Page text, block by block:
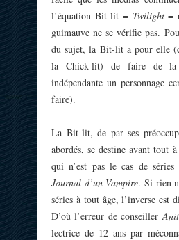
l’équation Bit-lit = Twilight=
guimauve ne se vérifie pas.
du sujet, la Bit-lit a pour elle
la Chick-lit) de faire de la
indépendante un personnage
faire).
La Bit-lit, de par ses
abordés, se destine avant tout
qui n’est pas le cas de séries
Journal d’un Vampire. Si rien
séries à tout âge, l’inverse est
D’où l’erreur de conseiller
lectrice de 12 ans par